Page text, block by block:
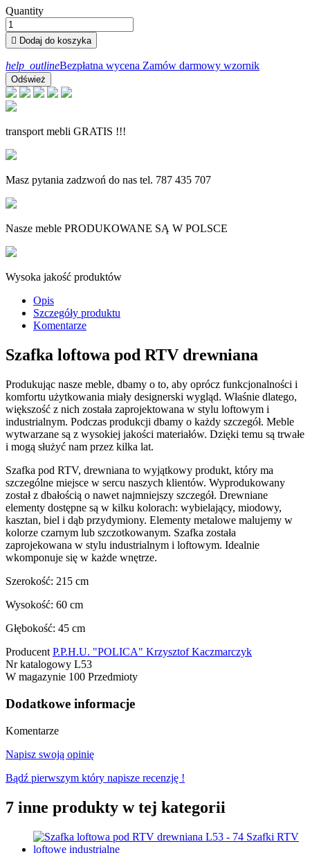
Quantity
 Dodaj do koszyka
help_outlineBezpłatna wycena Zamów darmowy wzornik
transport mebli GRATIS !!!
Masz pytania zadzwoń do nas tel. 787 435 707
Nasze meble PRODUKOWANE SĄ W POLSCE
Wysoka jakość produktów
Opis
Szczegóły produktu
Komentarze
Szafka loftowa pod RTV drewniana
Produkując nasze meble, dbamy o to, aby oprócz funkcjonalności i
komfortu użytkowania miały designerski wygląd. Właśnie dlatego,
większość z nich została zaprojektowana w stylu loftowym i
industrialnym. Podczas produkcji dbamy o każdy szczegół. Meble
wytwarzane są z wysokiej jakości materiałów. Dzięki temu są trwałe
i mogą służyć nam przez kilka lat.
Szafka pod RTV, drewniana to wyjątkowy produkt, który ma
szczególne miejsce w sercu naszych klientów. Wyprodukowany
został z dbałością o nawet najmniejszy szczegół. Drewniane
elementy dostępne są w kilku kolorach: wybielający, miodowy,
kasztan, biel i dąb przydymiony. Elementy metalowe malujemy w
kolorze czarnym lub szczotkowanym. Szafka została
zaprojekowana w stylu industrialnym i loftowym. Idealnie
wkomponuje się w każde wnętrze.
Szerokość: 215 cm
Wysokość: 60 cm
Głębokość: 45 cm
Producent P.P.H.U. "POLICA" Krzysztof Kaczmarczyk
Nr katalogowy L53
W magazynie 100 Przedmioty
Dodatkowe informacje
Komentarze
Napisz swoją opinię
Bądź pierwszym który napisze recenzję !
7 inne produkty w tej kategorii